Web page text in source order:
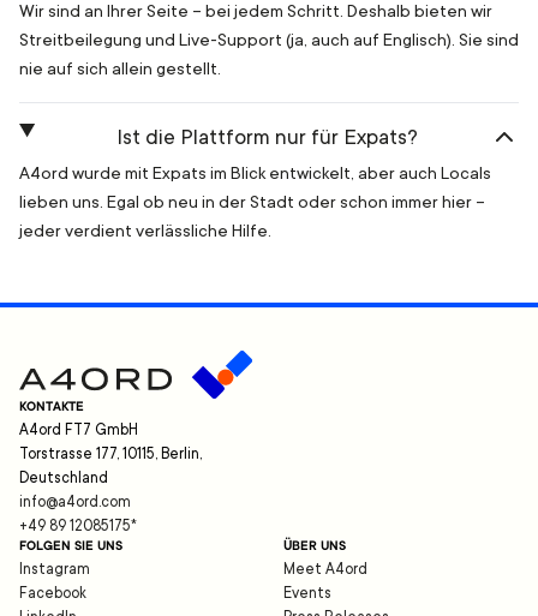
Wir sind an Ihrer Seite – bei jedem Schritt. Deshalb bieten wir
Streitbeilegung und Live-Support (ja, auch auf Englisch). Sie sind
nie auf sich allein gestellt.
Ist die Plattform nur für Expats?
A4ord wurde mit Expats im Blick entwickelt, aber auch Locals
lieben uns. Egal ob neu in der Stadt oder schon immer hier –
jeder verdient verlässliche Hilfe.
KONTAKTE
A4ord FT7 GmbH
Torstrasse 177, 10115, Berlin,
Deutschland
info@a4ord.com
+49 89 12085175*
FOLGEN SIE UNS
Instagram
Facebook
ÜBER UNS
Meet A4ord
Events